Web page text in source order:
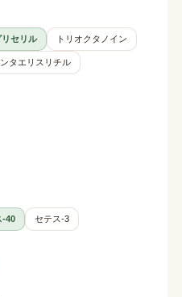
セリル トリオクタノイン
タエリスリチル
-40
セテス-3